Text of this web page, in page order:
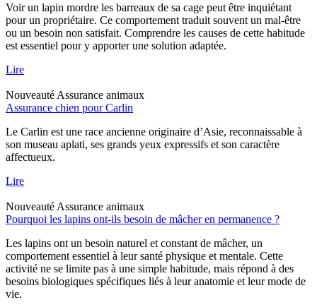
Voir un lapin mordre les barreaux de sa cage peut être inquiétant
pour un propriétaire. Ce comportement traduit souvent un mal-être
ou un besoin non satisfait. Comprendre les causes de cette habitude
est essentiel pour y apporter une solution adaptée.
Lire
Nouveauté Assurance animaux
Assurance chien pour Carlin
Le Carlin est une race ancienne originaire d’Asie, reconnaissable à
son museau aplati, ses grands yeux expressifs et son caractère
affectueux.
Lire
Nouveauté Assurance animaux
Pourquoi les lapins ont-ils besoin de mâcher en permanence ?
Les lapins ont un besoin naturel et constant de mâcher, un
comportement essentiel à leur santé physique et mentale. Cette
activité ne se limite pas à une simple habitude, mais répond à des
besoins biologiques spécifiques liés à leur anatomie et leur mode de
vie.